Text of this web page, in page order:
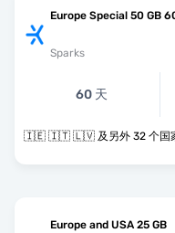
Europe Special 50 GB
Sparks
60 天
🇮🇪 🇮🇹 🇱🇻 及另外 32
Europe and USA 25 GB